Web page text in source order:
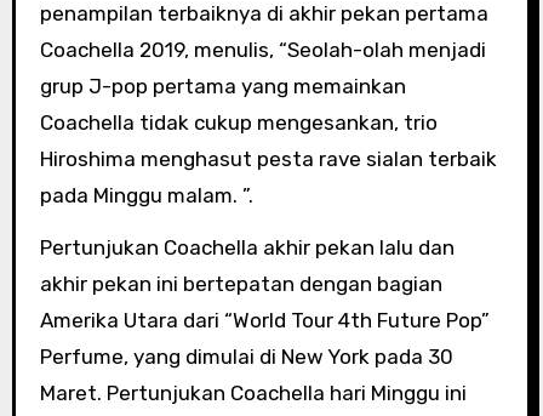
penampilan terbaiknya di akhir pekan pertama
Coachella 2019, menulis, “Seolah-olah menjadi
grup J-pop pertama yang memainkan
Coachella tidak cukup mengesankan, trio
Hiroshima menghasut pesta rave sialan terbaik
pada Minggu malam. ”.
Pertunjukan Coachella akhir pekan lalu dan
akhir pekan ini bertepatan dengan bagian
Amerika Utara dari “World Tour 4th Future Pop”
Perfume, yang dimulai di New York pada 30
Maret. Pertunjukan Coachella hari Minggu ini